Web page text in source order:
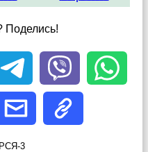
Поделись!
3